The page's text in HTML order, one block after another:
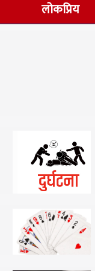
लोकप्रिय